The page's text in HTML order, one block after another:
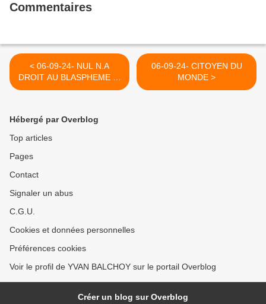
Commentaires
< 06-09-24- NUL N.A
DROIT AU BLASPHEME NI
AU MEURTRE (YB)- 2020
06-09-24- CITOYEN DU
MONDE >
Hébergé par Overblog
Top articles
Pages
Contact
Signaler un abus
C.G.U.
Cookies et données personnelles
Préférences cookies
Voir le profil de YVAN BALCHOY sur le portail Overblog
Créer un blog sur Overblog